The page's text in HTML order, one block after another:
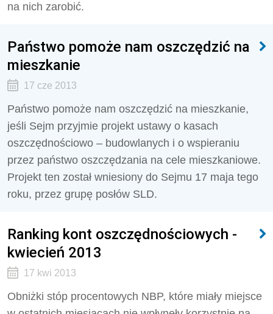
na nich zarobić.
Państwo pomoże nam oszczędzić na
mieszkanie
17 cze 2013
Państwo pomoże nam oszczędzić na mieszkanie,
jeśli Sejm przyjmie projekt ustawy o kasach
oszczędnościowo – budowlanych i o wspieraniu
przez państwo oszczędzania na cele mieszkaniowe.
Projekt ten został wniesiony do Sejmu 17 maja tego
roku, przez grupę posłów SLD.
Ranking kont oszczędnościowych -
kwiecień 2013
17 kwi 2013
Obniżki stóp procentowych NBP, które miały miejsce